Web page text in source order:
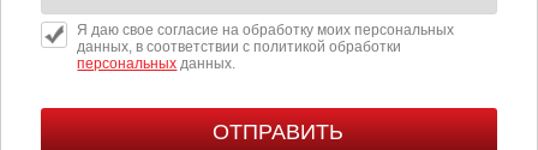
Я даю свое согласие на обработку моих персональных
данных, в соответствии с политикой обработки
персональных данных.